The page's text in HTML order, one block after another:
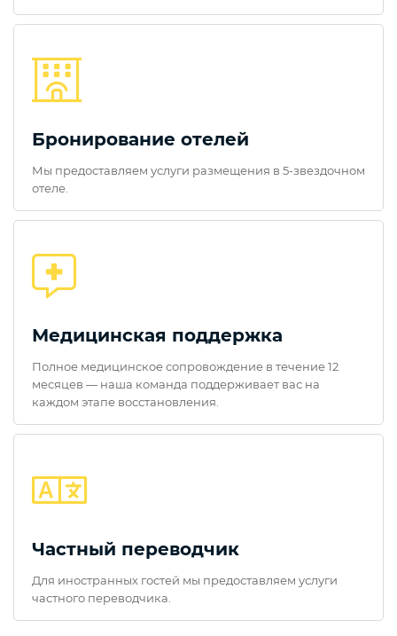
Бронирование отелей
Мы предоставляем услуги размещения в 5-звездочном
отеле.
Медицинская поддержка
Полное медицинское сопровождение в течение 12
месяцев — наша команда поддерживает вас на
каждом этапе восстановления.
Частный переводчик
Для иностранных гостей мы предоставляем услуги
частного переводчика.